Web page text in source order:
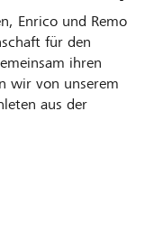
Enrico und Remo
für den
ihren
wir von unserem
aus der